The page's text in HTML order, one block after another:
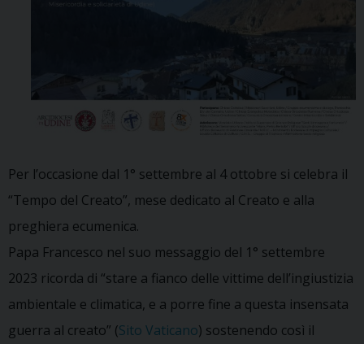
Per l’occasione dal 1° settembre al 4 ottobre si celebra il
“Tempo del Creato”, mese dedicato al Creato e alla
preghiera ecumenica.
Papa Francesco nel suo messaggio del 1° settembre
2023 ricorda di “stare a fianco delle vittime dell’ingiustizia
ambientale e climatica, e a porre fine a questa insensata
guerra al creato” (Sito Vaticano) sostenendo così il